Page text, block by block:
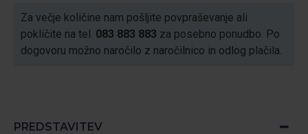
Za večje količine nam pošljite povpraševanje ali
pokličite na tel. 083 883 883 za posebno ponudbo. Po
dogovoru možno naročilo z naročilnico in odlog plačila.
PREDSTAVITEV